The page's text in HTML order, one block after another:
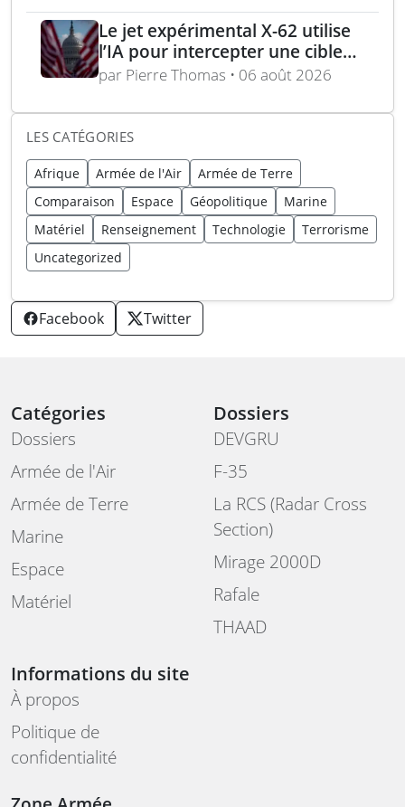
Le jet expérimental X-62 utilise
l’IA pour intercepter une cible
aérienne en conditions réelles
par Pierre Thomas • 06 août 2026
LES CATÉGORIES
Afrique Armée de l'Air
Armée de Terre
Comparaison
Espace Géopolitique
Marine
Matériel
Renseignement Technologie
Terrorisme
Uncategorized
Facebook Twitter
Catégories
Dossiers
Armée de l'Air
Armée de Terre
Marine
Espace
Matériel
Dossiers
DEVGRU
F-35
La RCS (Radar Cross
Section)
Mirage 2000D
Rafale
THAAD
Informations du site
À propos
Politique de
confidentialité